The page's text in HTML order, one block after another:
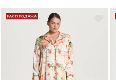
РАСПРОДАЖА